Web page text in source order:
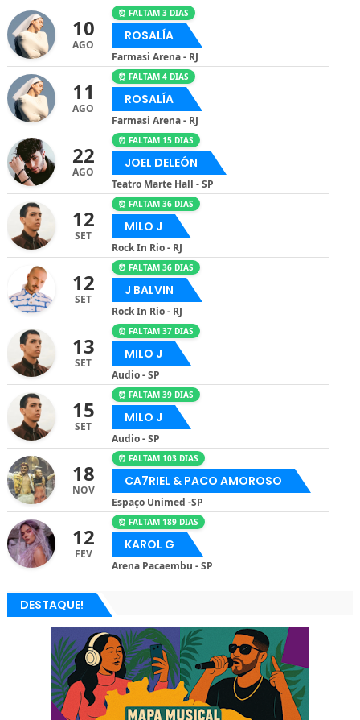
10
AGO
⏰ FALTAM 3 DIAS
ROSALÍA
Farmasi Arena - RJ
11
AGO
⏰ FALTAM 4 DIAS
ROSALÍA
Farmasi Arena - RJ
22
AGO
⏰ FALTAM 15 DIAS
JOEL DELEÓN
Teatro Marte Hall - SP
12
SET
⏰ FALTAM 36 DIAS
MILO J
Rock In Rio - RJ
12
SET
⏰ FALTAM 36 DIAS
J BALVIN
Rock In Rio - RJ
13
SET
⏰ FALTAM 37 DIAS
MILO J
Audio - SP
15
SET
⏰ FALTAM 39 DIAS
MILO J
Audio - SP
18
NOV
⏰ FALTAM 103 DIAS
CA7RIEL & PACO AMOROSO
Espaço Unimed -SP
12
FEV
⏰ FALTAM 189 DIAS
KAROL G
Arena Pacaembu - SP
DESTAQUE!